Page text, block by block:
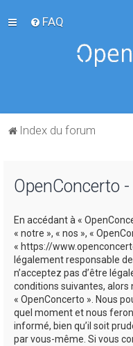
FAQ
Index du forum
OpenConcerto
En accédant à «
« notre », « nos », «
« https://
légalement responsable
n’acceptez pas d’être
conditions suivantes, alors
« OpenConcerto ». Nous
quel moment et nous
informé, bien qu’il soit
par vous-même. Si vous